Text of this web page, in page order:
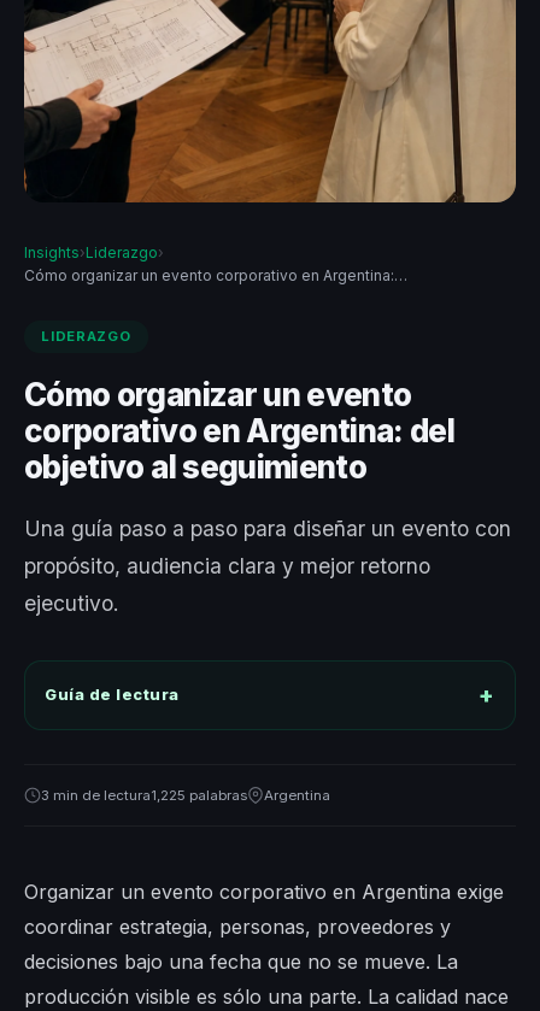
Insights›Liderazgo›
Cómo organizar un evento corporativo en Argentina:…
LIDERAZGO
Cómo organizar un evento
corporativo en Argentina: del
objetivo al seguimiento
Una guía paso a paso para diseñar un evento con
propósito, audiencia clara y mejor retorno
ejecutivo.
Guía de lectura
3 min de lectura1,225 palabras Argentina
Organizar un evento corporativo en Argentina exige
coordinar estrategia, personas, proveedores y
decisiones bajo una fecha que no se mueve. La
producción visible es sólo una parte. La calidad nace